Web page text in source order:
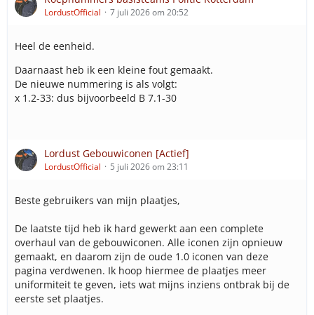
LordustOfficial 7 juli 2026 om 20:52
Heel de eenheid.
Daarnaast heb ik een kleine fout gemaakt.
De nieuwe nummering is als volgt:
x 1.2-33: dus bijvoorbeeld B 7.1-30
Lordust Gebouwiconen [Actief]
LordustOfficial 5 juli 2026 om 23:11
Beste gebruikers van mijn plaatjes,
De laatste tijd heb ik hard gewerkt aan een complete
overhaul van de gebouwiconen. Alle iconen zijn opnieuw
gemaakt, en daarom zijn de oude 1.0 iconen van deze
pagina verdwenen. Ik hoop hiermee de plaatjes meer
uniformiteit te geven, iets wat mijns inziens ontbrak bij de
eerste set plaatjes.